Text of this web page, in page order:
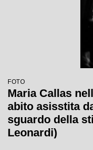
FOTO
Maria Callas
abito asisstita
sguardo della
Leonardi)